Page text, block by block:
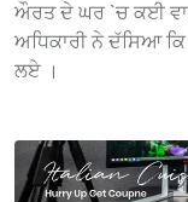
ਔਰਤ ਦੇ ਘਰ `ਚ ਕਈ
ਅਧਿਕਾਰੀ ਨੇ ਦੱਸਿਆ
ਲਏ ।